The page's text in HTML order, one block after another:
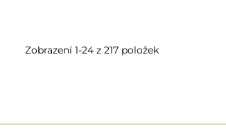
Zobrazení 1-24 z 217 položek